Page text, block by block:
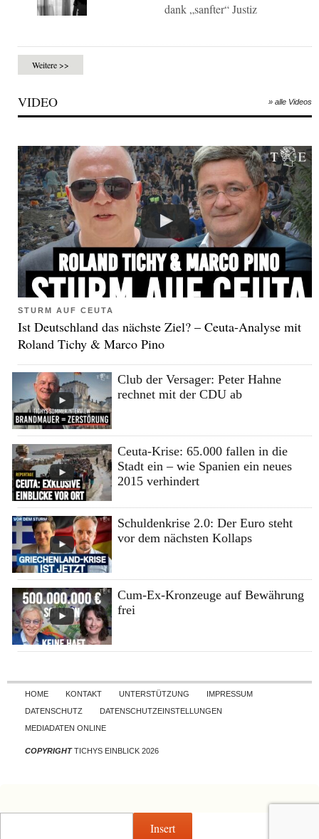
dank „sanfter“ Justiz
Weitere >>
VIDEO » alle Videos
STURM AUF CEUTA
Ist Deutschland das nächste Ziel? – Ceuta-Analyse mit
Roland Tichy & Marco Pino
Club der Versager: Peter Hahne
rechnet mit der CDU ab
Ceuta-Krise: 65.000 fallen in die
Stadt ein – wie Spanien ein neues
2015 verhindert
Schuldenkrise 2.0: Der Euro steht
vor dem nächsten Kollaps
Cum-Ex-Kronzeuge auf Bewährung
frei
Skip to content
HOME KONTAKT UNTERSTÜTZUNG
IMPRESSUM
DATENSCHUTZ
DATENSCHUTZEINSTELLUNGEN
MEDIADATEN ONLINE
COPYRIGHTTICHYS EINBLICK 2026
Insert